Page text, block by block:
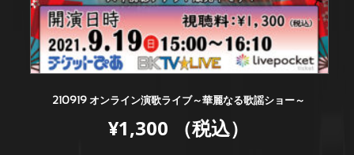
210919 オンライン演歌ライブ～華麗なる歌謡ショー～
¥1,300 （税込）